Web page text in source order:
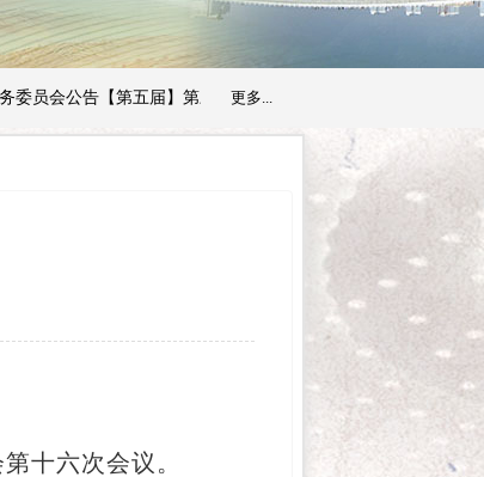
公告【第五届】第三十三号 昭通市人民代表大会常务委
更多...
十六次会议。